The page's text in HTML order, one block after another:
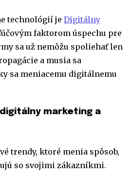
technológií je Digitálny
faktorom úspechu pre
sa už nemôžu spoliehať len
a musia sa
sa meniacemu digitálnemu
marketing a
trendy, ktoré menia spôsob,
so svojimi zákazníkmi.